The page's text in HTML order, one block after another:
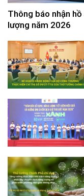
Thông báo nhận
lượng năm 2026